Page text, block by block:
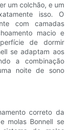
um colchão, e um
isso. O
com camadas
macio e
de dormir
se adaptam aos
a combinação
noite de sono
correto da
molas Bonnell se